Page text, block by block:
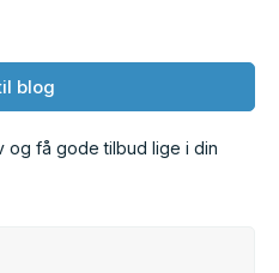
blog
og få gode tilbud lige i din